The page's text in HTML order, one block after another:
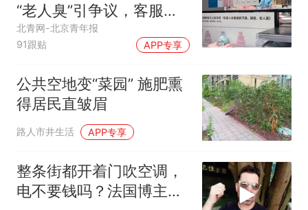
官方通报
那个在床头放菜刀的女孩，
因老师一句“跟我回家”改写了
人生
“老人臭”引争议，客服回
应
北青网-北京青年报
91跟贴
APP专享
公共空地变“菜园” 施肥熏
得居民直皱眉
路人市井生活 APP专享
整条街都开着门吹空调，
电不要钱吗？法国博主在